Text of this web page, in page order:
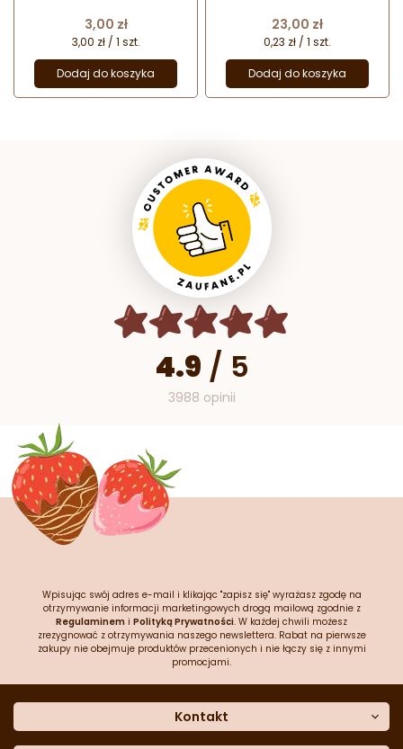
Cena
3,00 zł
3,00 zł / 1 szt.
Dodaj do koszyka
Cena
23,00 zł
0,23 zł / 1 szt.
Dodaj do koszyka
4.9 / 5
3988 opinii
Wpisując swój adres e-mail i klikając "zapisz się" wyrażasz zgodę na
otrzymywanie informacji marketingowych drogą mailową zgodnie z
Regulaminem i Polityką Prywatności. W każdej chwili możesz
zrezygnować z otrzymywania naszego newslettera. Rabat na pierwsze
zakupy nie obejmuje produktów przecenionych i nie łączy się z innymi
promocjami.
Kontakt